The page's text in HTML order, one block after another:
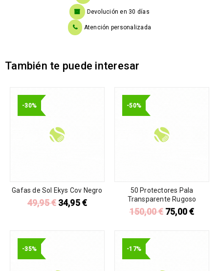
Devolución en 30 días
Atención personalizada
También te puede interesar
-30%
Gafas de Sol Ekys Cov Negro
49,95€ 34,95€
-50%
50 Protectores Pala
Transparente Rugoso
150,00€ 75,00€
-35% -17%